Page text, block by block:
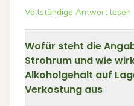
Vollständige Antwort
Wofür steht die
Strohrum und wie
Alkoholgehalt auf
Verkostung aus